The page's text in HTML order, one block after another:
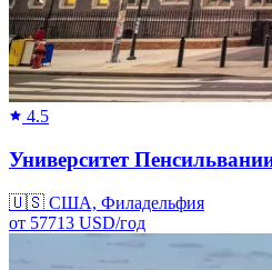
4.5
Университет
🇺🇸 США, Филадельфия
от 57713 USD/год